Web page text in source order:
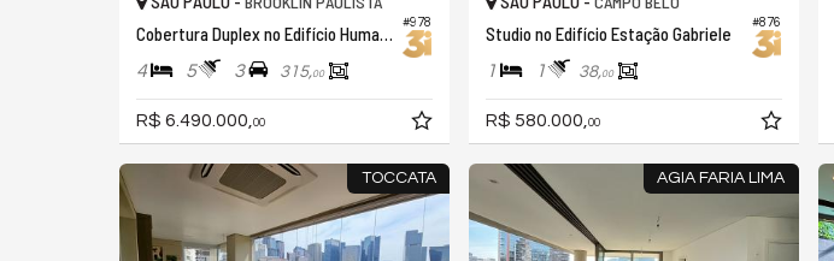
#978
Cobertura Duplex no Edifício Humanari
4 5 3 315,00
R$ 6.490.000, 00
#876
Studio no Edifício Estação Gabriele
1 1 38,00
R$ 580.000, 00
TOCCATA AGIA FARIA LIMA